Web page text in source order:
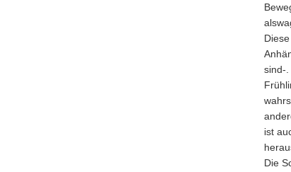
sind-.
ist
Die